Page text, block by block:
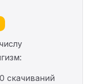
скачиваний